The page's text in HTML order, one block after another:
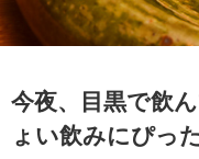
今夜、目黒で飲
ょい飲みにぴっ